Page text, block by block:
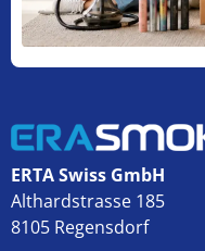
ERTA Swiss GmbH
Althardstrasse 185
8105 Regensdorf